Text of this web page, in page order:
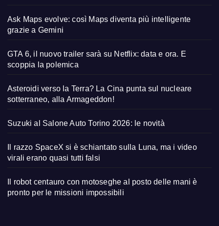
Ask Maps evolve: così Maps diventa più intelligente
grazie a Gemini
GTA 6, il nuovo trailer sarà su Netflix: data e ora. E
scoppia la polemica
Asteroidi verso la Terra? La Cina punta sul nucleare
sotterraneo, alla Armageddon!
Suzuki al Salone Auto Torino 2026: le novità
Il razzo SpaceX si è schiantato sulla Luna, ma i video
virali erano quasi tutti falsi
Il robot centauro con motoseghe al posto delle mani è
pronto per le missioni impossibili